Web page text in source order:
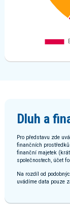
Dluh a
Pro představu zde
finančních
finanční majetek
společnostech, účet
Na rozdíl od
uvádíme data pouze